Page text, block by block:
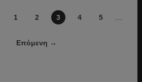
1 2 3 4 5
Επόμενη →